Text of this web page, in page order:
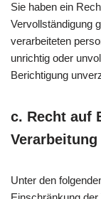
Sie haben ein
Vervollständigung
verarbeiteten
unrichtig oder
Berichtigung
c. Recht auf
Verarbeitung
Unter den